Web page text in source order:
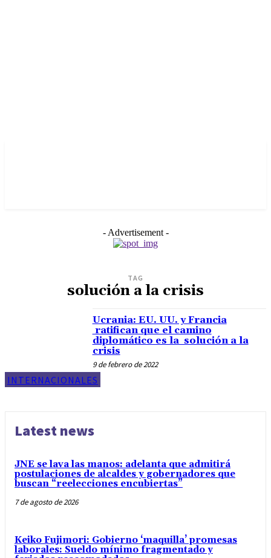
- Advertisement -
TAG
solución a la crisis
INTERNACIONALES
Ucrania: EU. UU. y Francia
ratifican que el camino
diplomático es la solución a la
crisis
9 de febrero de 2022
Latest news
JNE se lava las manos: adelanta que admitirá
postulaciones de alcaldes y gobernadores que
buscan “reelecciones encubiertas”
7 de agosto de 2026
Keiko Fujimori: Gobierno ‘maquilla’ promesas
laborales: Sueldo mínimo fragmentado y